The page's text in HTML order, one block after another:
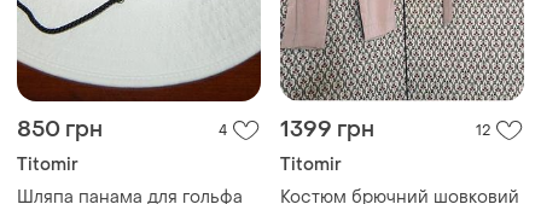
850 грн 4
Titomir
Шляпа панама для гольфа
1399 грн 12
Titomir
Костюм брючний шовковий